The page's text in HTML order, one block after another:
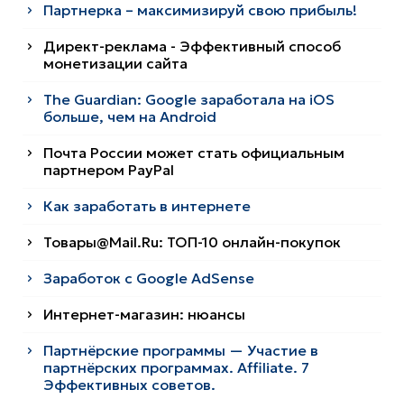
Партнерка – максимизируй свою прибыль!
Директ-реклама - Эффективный способ
монетизации сайта
The Guardian: Google заработала на iOS
больше, чем на Android
Почта России может стать официальным
партнером PayPal
Как заработать в интернете
Товары@Mail.Ru: ТОП-10 онлайн-покупок
Заработок с Google AdSense
Интернет-магазин: нюансы
Партнёрские программы — Участие в
партнёрских программах. Affiliate. 7
Эффективных советов.